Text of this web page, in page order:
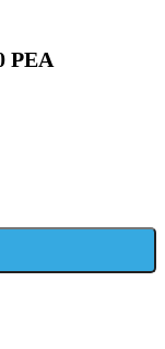
PEA